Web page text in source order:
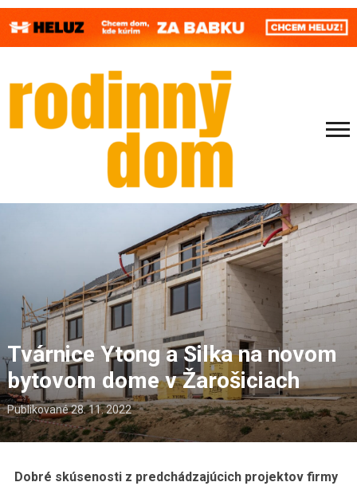
Tvárnice Ytong a Silka na novom
bytovom dome v Žarošiciach
Publikované28. 11. 2022
Dobré skúsenosti z predchádzajúcich projektov firmy